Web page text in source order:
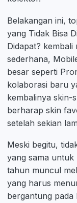
Belakangan ini,
yang Tidak Bisa
Didapat?
sederhana,
besar seperti
kolaborasi baru
kembalinya skin-
berharap skin
setelah sekian
Meski begitu,
yang sama untuk
tahun muncul
yang harus
bergantung pada